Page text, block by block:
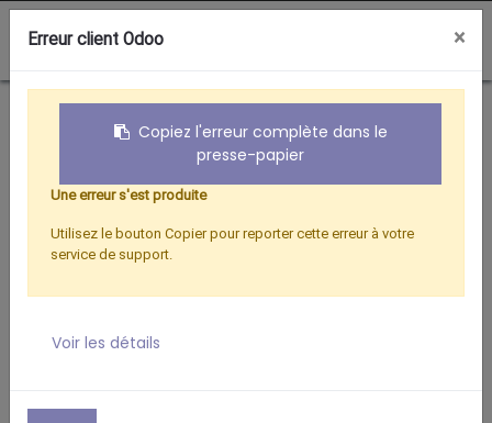
0
Boutique
Hertzien
ADAPTATEUR SECTEUR UNIVERSEL + 2 USB
Erreur client Odoo ×
Copiez l'erreur complète dans le
presse-papier
Une erreur s'est produite
Utilisez le bouton Copier pour reporter cette erreur à votre
service de support.
Voir les détails